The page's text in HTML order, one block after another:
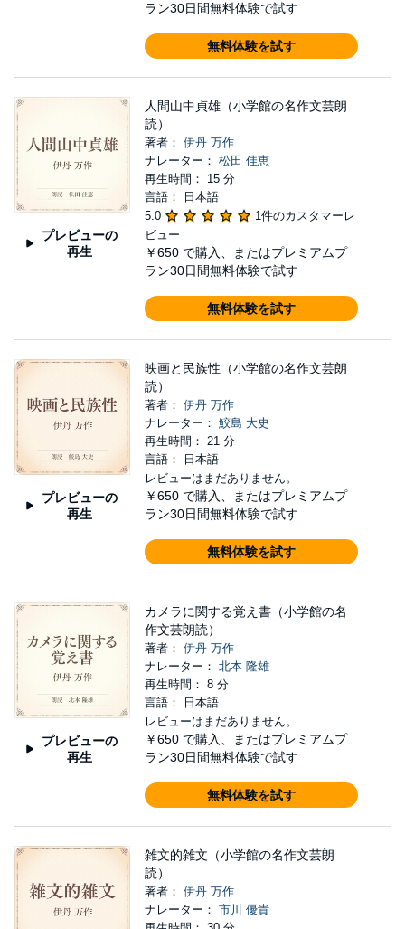
ラン30日間無料体験で試す
無料体験を試す
プレビューの
再生
人間山中貞雄（小学館の名作文芸朗
読）
著者： 伊丹 万作
ナレーター： 松田 佳恵
再生時間： 15 分
言語： 日本語
5.0
1件のカスタマーレ
ビュー
￥650 で購入、またはプレミアムプ
ラン30日間無料体験で試す
無料体験を試す
プレビューの
再生
映画と民族性（小学館の名作文芸朗
読）
著者： 伊丹 万作
ナレーター： 鮫島 大史
再生時間： 21 分
言語： 日本語
レビューはまだありません。
￥650 で購入、またはプレミアムプ
ラン30日間無料体験で試す
無料体験を試す
プレビューの
再生
カメラに関する覚え書（小学館の名
作文芸朗読）
著者： 伊丹 万作
ナレーター： 北本 隆雄
再生時間： 8 分
言語： 日本語
レビューはまだありません。
￥650 で購入、またはプレミアムプ
ラン30日間無料体験で試す
無料体験を試す
雑文的雑文（小学館の名作文芸朗
読）
著者： 伊丹 万作
ナレーター： 市川 優貴